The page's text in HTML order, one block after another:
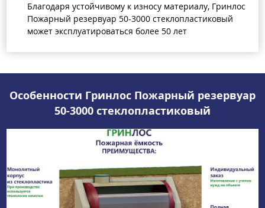
Благодаря устойчивому к износу материалу, Гринлос
Пожарный резервуар 50-3000 стеклопластиковый
может эксплуатироваться более 50 лет
Особенности Гринлос Пожарный резервуар
50-3000 стеклопластиковый